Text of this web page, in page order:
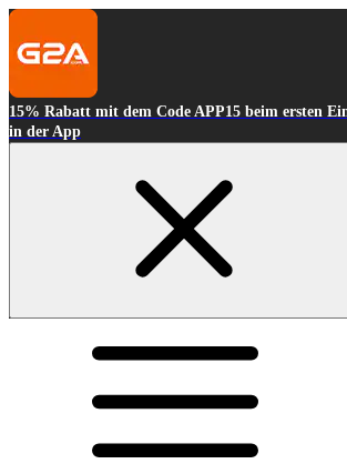
15% Rabatt mit dem Code APP15 beim ersten
in der App